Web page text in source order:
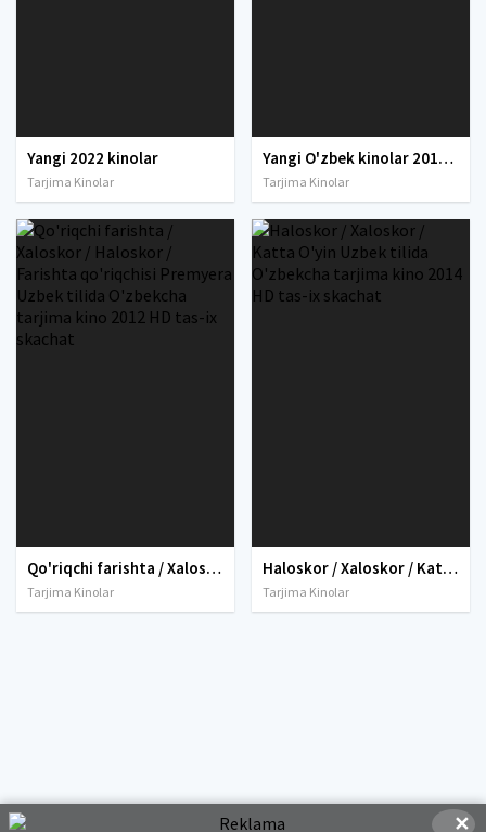
Yangi 2022 kinolar
Tarjima Kinolar
Yangi O'zbek kinolar 2010-2011-2012-2013-2014-2015-2016-2017-2018-2019-2020-2021-2022-2023-2024-2025 O'zbek tilida Uzbek tarjima Full HD
Tarjima Kinolar
Qo'riqchi farishta / Xaloskor / Haloskor / Farishta qo'riqchisi Premyera Uzbek tilida O'zbekcha tarjima kino 2012 HD tas-ix skachat
Tarjima Kinolar
Haloskor / Xaloskor / Katta O'yin Uzbek tilida O'zbekcha tarjima kino 2014 HD tas-ix skachat
Tarjima Kinolar
✕